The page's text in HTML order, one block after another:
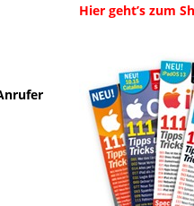
Hier geht’s zum